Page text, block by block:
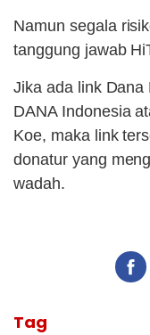
Namun segala
tanggung jawab
Jika ada link Dana
DANA Indonesia
Koe, maka link
donatur yang
wadah.
Tag